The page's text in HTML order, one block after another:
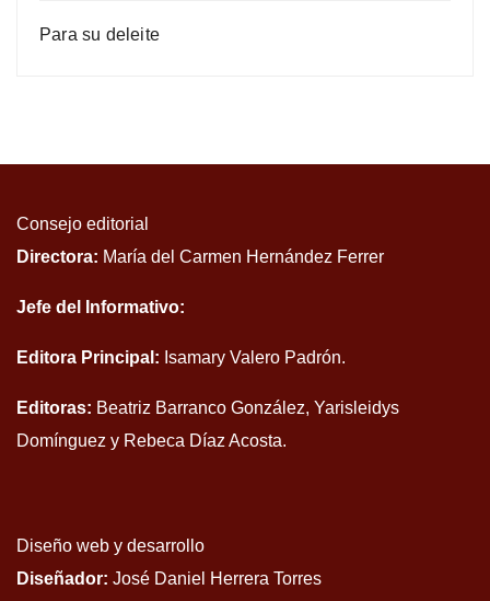
Para su deleite
Consejo editorial
Directora: María del Carmen Hernández Ferrer
Jefe del Informativo:
Editora Principal: Isamary Valero Padrón.
Editoras: Beatriz Barranco González, Yarisleidys
Domínguez y Rebeca Díaz Acosta.
Diseño web y desarrollo
Diseñador: José Daniel Herrera Torres